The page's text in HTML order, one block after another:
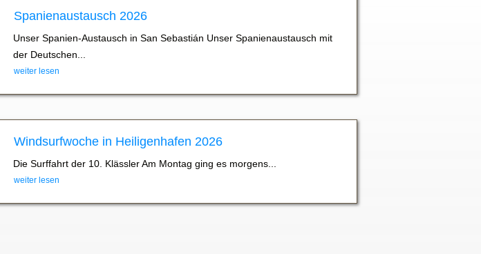
Spanienaustausch 2026
Unser Spanien-Austausch in San Sebastián Unser Spanienaustausch mit
der Deutschen...
weiter lesen
Windsurfwoche in Heiligenhafen 2026
Die Surffahrt der 10. Klässler Am Montag ging es morgens...
weiter lesen